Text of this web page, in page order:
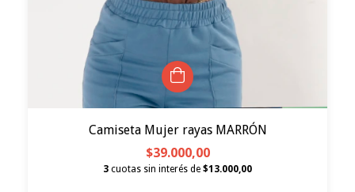
Camiseta Mujer rayas MARRÓN
$39.000,00
3 cuotas sin interés de $13.000,00